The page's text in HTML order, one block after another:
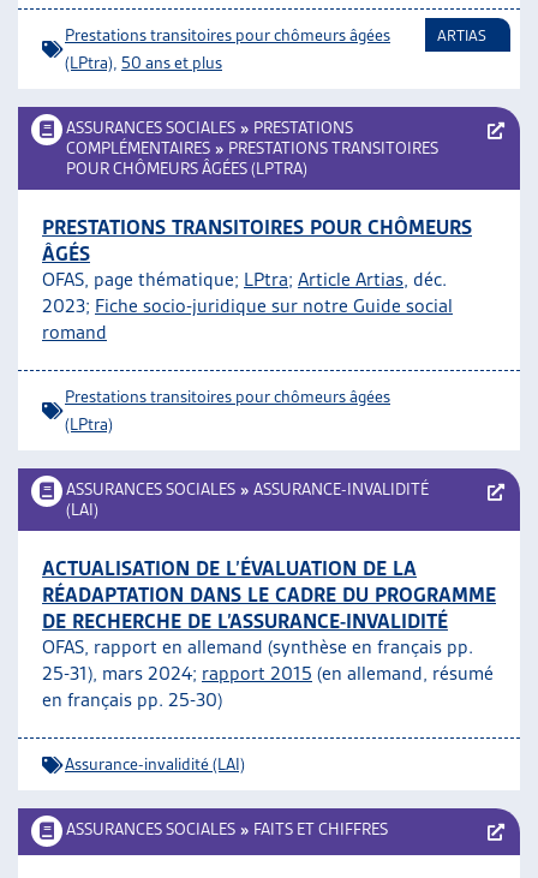
Prestations transitoires pour chômeurs âgées
(LPtra) 50 ans et plus
ARTIAS
ASSURANCES SOCIALES » PRESTATIONS
COMPLÉMENTAIRES » PRESTATIONS TRANSITOIRES
POUR CHÔMEURS ÂGÉES (LPTRA)
PRESTATIONS TRANSITOIRES POUR CHÔMEURS
ÂGÉS
OFAS, page thématique; LPtra; Article Artias, déc.
2023; Fiche socio-juridique sur notre Guide social
romand
Prestations transitoires pour chômeurs âgées
(LPtra)
ASSURANCES SOCIALES » ASSURANCE-INVALIDITÉ
(LAI)
ACTUALISATION DE L’ÉVALUATION DE LA
RÉADAPTATION DANS LE CADRE DU PROGRAMME
DE RECHERCHE DE L’ASSURANCE-INVALIDITÉ
OFAS, rapport en allemand (synthèse en français pp.
25-31), mars 2024; rapport 2015 (en allemand, résumé
en français pp. 25-30)
Assurance-invalidité (LAI)
ASSURANCES SOCIALES » FAITS ET CHIFFRES